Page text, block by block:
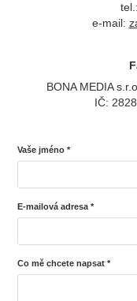
e-mail:
BONA MEDIA
IČ:
Vaše jméno *
E-mailová adresa *
Co mě chcete napsat *